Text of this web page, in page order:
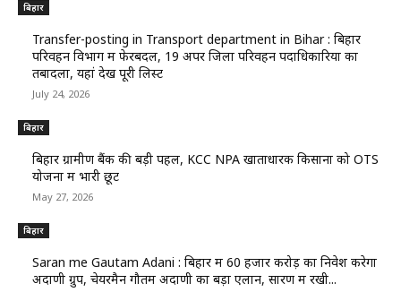
बिहार
Transfer-posting in Transport department in Bihar : बिहार
परिवहन विभाग में फेरबदल, 19 अपर जिला परिवहन पदाधिकारियों का
तबादला, यहां देखें पूरी लिस्ट
July 24, 2026
बिहार
बिहार ग्रामीण बैंक की बड़ी पहल, KCC NPA खाताधारक किसानों को OTS
योजना में भारी छूट
May 27, 2026
बिहार
Saran me Gautam Adani : बिहार में 60 हजार करोड़ का निवेश करेगा
अदाणी ग्रुप, चेयरमैन गौतम अदाणी का बड़ा एलान, सारण में रखी...